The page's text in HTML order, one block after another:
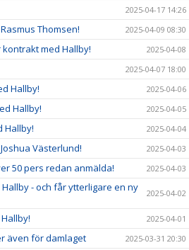
2025-04-17 14:26
Thomsen! 2025-04-09 08:30
med Hallby! 2025-04-08
2025-04-07 18:00
Hallby! 2025-04-06
Hallby! 2025-04-05
Hallby! 2025-04-04
Västerlund! 2025-04-03
50 pers redan anmälda! 2025-04-03
- och får ytterligare en ny
2025-04-02
2025-04-01
även för damlaget 2025-03-31 20:30